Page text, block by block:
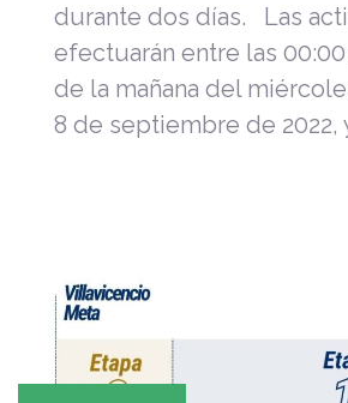
durante dos días. Las
efectuarán entre las 00:00
de la mañana del
8 de septiembre de 2022,